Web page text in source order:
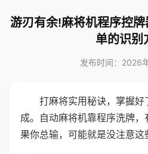
游刃有余!麻将机程序控
单的识别
发布时间：2026
打麻将实用秘诀，掌握
成。自动麻将机靠程序洗牌
果你总输，可能就是没注意这